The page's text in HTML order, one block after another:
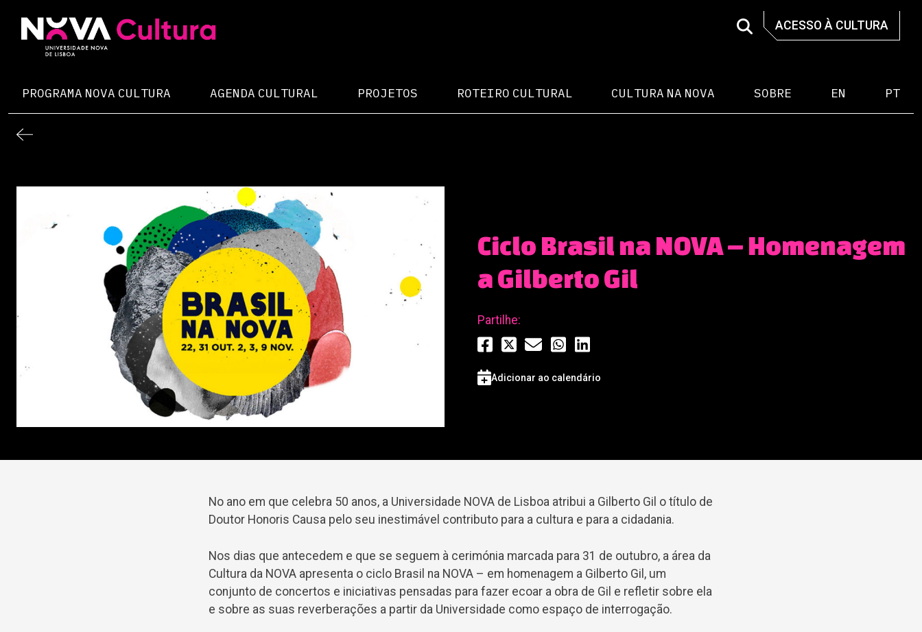
content
ACESSO À CULTURA
PROGRAMA NOVA CULTURA AGENDA CULTURAL PROJETOS ROTEIRO CULTURAL CULTURA NA NOVA SOBRE EN PT
Ciclo Brasil na NOVA – Homenagem
a Gilberto Gil
Partilhe:
Adicionar ao calendário
No ano em que celebra 50 anos, a Universidade NOVA de Lisboa atribui a Gilberto Gil o título de
Doutor Honoris Causa pelo seu inestimável contributo para a cultura e para a cidadania.
Nos dias que antecedem e que se seguem à cerimónia marcada para 31 de outubro, a área da
Cultura da NOVA apresenta o ciclo Brasil na NOVA – em homenagem a Gilberto Gil, um
conjunto de concertos e iniciativas pensadas para fazer ecoar a obra de Gil e refletir sobre ela
e sobre as suas reverberações a partir da Universidade como espaço de interrogação.